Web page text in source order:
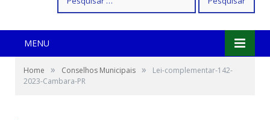
por:
MENU
Home » Conselhos Municipais »
Lei-complementar-142-
2023-Cambara-PR